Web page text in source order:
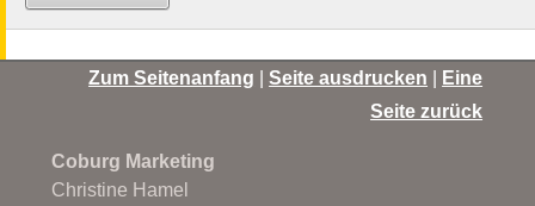
Zum Seitenanfang |Seite ausdrucken
Eine
Seite zurück
Coburg Marketing
Christine Hamel